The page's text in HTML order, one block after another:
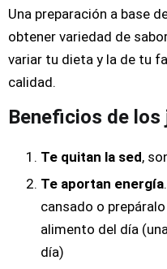
Una preparación a base
obtener variedad de
variar tu dieta y la de tu
calidad.
Beneficios de los
Te quitan la sed,
Te aportan energía
cansado o
alimento del día
día)